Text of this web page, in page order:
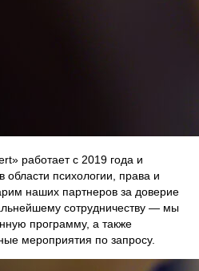
работает с 2019 года и
области психологии, права и
наших партнеров за доверие
сотрудничеству — мы
программу, а также
мероприятия по запросу.